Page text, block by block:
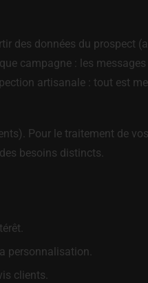
des données du prospect
campagne : les
artisanale : tout est
Pour le traitement de
besoins distincts.
personnalisation.
clients.